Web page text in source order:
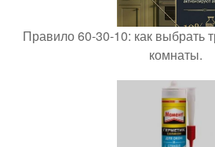
Правило 60-30-10: как выбрать
комнаты.